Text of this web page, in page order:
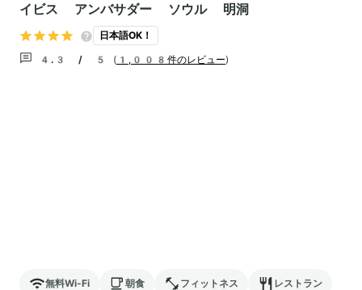
イビス アンバサダー ソウル 明洞
日本語OK！
4.3 / 5 ( 1,008件のレビュー)
無料Wi-Fi 朝食 フィットネス レストラン